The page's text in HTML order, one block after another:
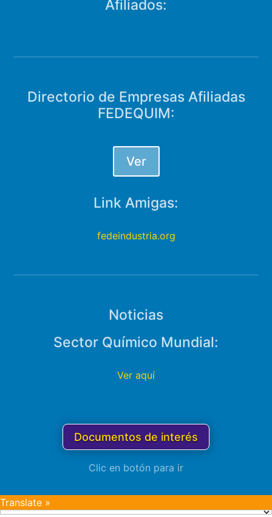
Afiliados:
Directorio de Empresas Afiliadas
FEDEQUIM:
Ver
Link Amigas:
fedeindustria.org
Noticias
Sector Químico Mundial:
Ver aquí
Documentos de interés
Clic en botón para ir
Translate »